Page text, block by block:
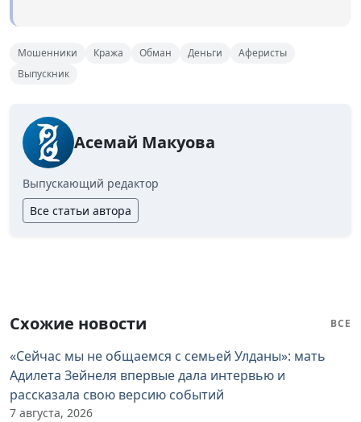
Мошенники Кража Обман Деньги
Аферисты
Выпускник
Асемай Макуова
Выпускающий редактор
Все статьи автора
Схожие новости ВСЕ
«Сейчас мы не общаемся с семьей Улданы»: мать
Адилета Зейнеля впервые дала интервью и
рассказала свою версию событий
7 августа, 2026